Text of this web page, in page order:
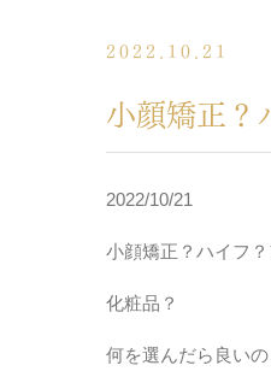
2022.10.21
小顔矯正？
2022/10/21
小顔矯正？ハイフ
化粧品？
何を選んだら良いの